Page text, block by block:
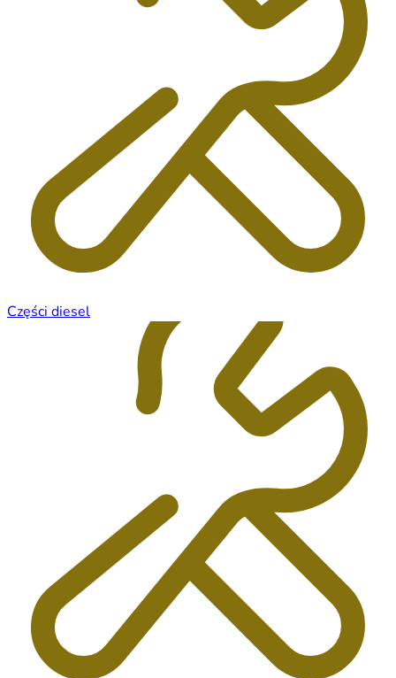
Części diesel